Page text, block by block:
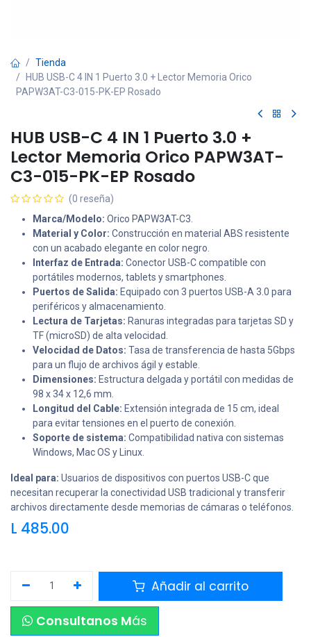
Tienda
HUB USB-C 4 IN 1 Puerto 3.0 + Lector Memoria Orico
PAPW3AT-C3-015-PK-EP Rosado
HUB USB-C 4 IN 1 Puerto 3.0 +
Lector Memoria Orico PAPW3AT-
C3-015-PK-EP Rosado
(0 reseña)
Marca/Modelo: Orico PAPW3AT-C3.
Material y Color: Construcción en material ABS resistente
con un acabado elegante en color negro.
Interfaz de Entrada: Conector USB-C compatible con
portátiles modernos, tablets y smartphones.
Puertos de Salida: Equipado con 3 puertos USB-A 3.0 para
periféricos y almacenamiento.
Lectura de Tarjetas: Ranuras integradas para tarjetas SD y
TF (microSD) de alta velocidad.
Velocidad de Datos: Tasa de transferencia de hasta 5Gbps
para un flujo de archivos ágil y estable.
Dimensiones: Estructura delgada y portátil con medidas de
98 x 34 x 12,6 mm.
Longitud del Cable: Extensión integrada de 15 cm, ideal
para evitar tensiones en el puerto de conexión.
Soporte de sistema: Compatibilidad nativa con sistemas
Windows, Mac OS y Linux.
Ideal para: Usuarios de dispositivos con puertos USB-C que
necesitan recuperar la conectividad USB tradicional y transferir
archivos directamente desde memorias de cámaras o teléfonos.
L 485.00
Añadir al carrito
Consultanos Más